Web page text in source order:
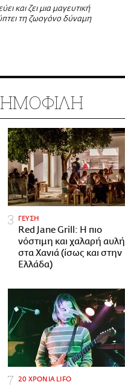
και ζει μια μαγευτική
τη ζωογόνο δύναμη
ΓΕΥΣΗ
Red Jane Grill: Η πιο
νόστιμη και χαλαρή αυλή
στα Χανιά (ίσως και στην
Ελλάδα)
20 ΧΡΟΝΙΑ LIFO